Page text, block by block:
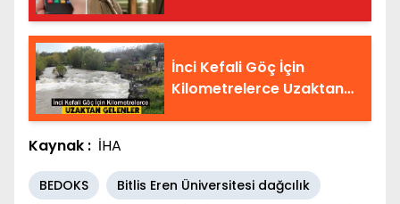
İnci Kefali Göç İçin
Kilometrelerce Uzaktan
Kaynak : İHA
BEDOKS
Bitlis Eren Üniversitesi dağcılık